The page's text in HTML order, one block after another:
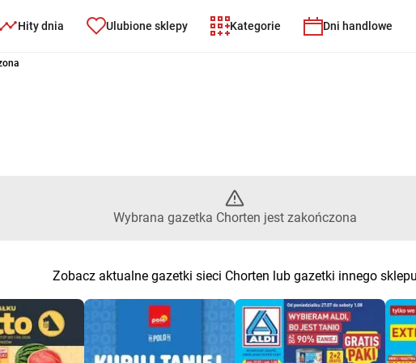
Hity dnia Ulubione sklepy Kategorie Dni handlowe
– Wybrana gazetka Chorten jest
Wybrana gazetka Chorten jest zakończona
Zobacz aktualne gazetki sieci Chorten lub gazetki innego sklepu